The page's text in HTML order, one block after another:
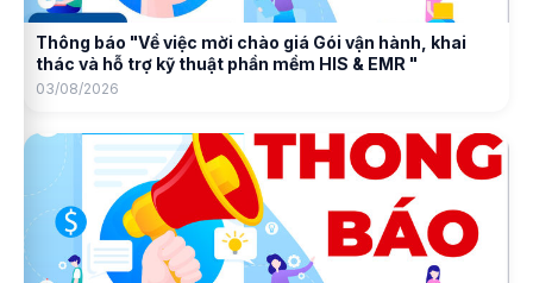
Thông báo "Về việc mời chào giá Gói vận hành, khai
thác và hỗ trợ kỹ thuật phần mềm HIS & EMR "
03/08/2026